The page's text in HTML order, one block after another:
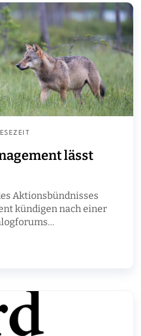
lässt
Aktionsbündnisses
kündigen nach einer
Mitarbeit ruhen zu